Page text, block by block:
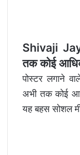
Shivaji
तक कोई
पोस्टर लगाने
अभी तक कोई
यह बहस सोशल